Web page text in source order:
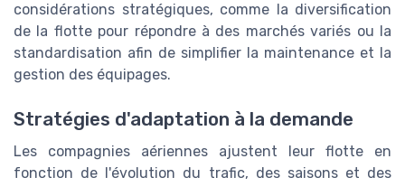
considérations stratégiques, comme la diversification
de la flotte pour répondre à des marchés variés ou la
standardisation afin de simplifier la maintenance et la
gestion des équipages.
Stratégies d'adaptation à la demande
Les compagnies aériennes ajustent leur flotte en
fonction de l'évolution du trafic, des saisons et des